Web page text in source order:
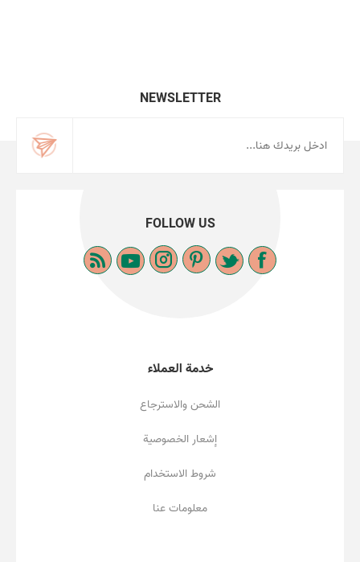
NEWSLETTER
FOLLOW US
خدمة العملاء
الشحن والاسترجاع
إشعار الخصوصية
شروط الاستخدام
معلومات عنا